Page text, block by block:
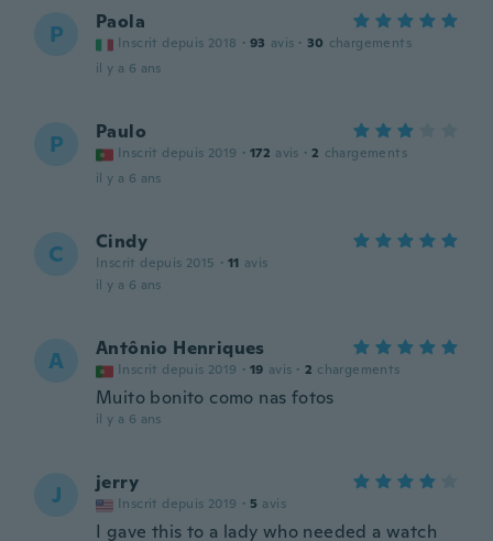
P Paola
Inscrit depuis 2018 · 93 avis · 30 chargements
il y a 6 ans
P Paulo
Inscrit depuis 2019 · 172 avis · 2 chargements
il y a 6 ans
C Cindy
Inscrit depuis 2015 · 11 avis
il y a 6 ans
A Antônio Henriques
Inscrit depuis 2019 · 19 avis · 2 chargements
Muito bonito como nas fotos
il y a 6 ans
J jerry
Inscrit depuis 2019 · 5 avis
I gave this to a lady who needed a watch